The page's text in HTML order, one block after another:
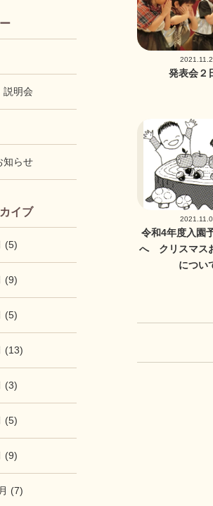
説明会
知らせ
イブ
(5)
(9)
(5)
(13)
(3)
(5)
(9)
(7)
発表会２
令和4年度入園
へ クリスマス
につい